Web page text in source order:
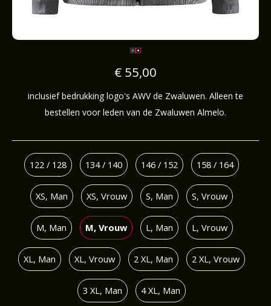
€ 55,00
inclusief bedrukking logo's AWV de Zwaluwen. Alleen te
bestellen voor leden van de Zwaluwen Almelo.
122 / 128 134 / 140 146 / 152 158 / 164
XS, Man XS, Vrouw S, Man S, Vrouw
M, Man M, Vrouw L, Man L, Vrouw
XL, Man XL, Vrouw 2 XL, Man 2 XL, Vrouw
3 XL, Man 4 XL, Man